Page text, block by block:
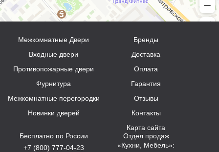
Межкомнатные Двери
Входные двери
Противопожарные двери
Фурнитура
Межкомнатные перегородки
Новинки дверей
Бренды
Доставка
Оплата
Гарантия
Отзывы
Контакты
Карта сайта
Бесплатно по России
+7 (800) 777-04-23
Отдел продаж
«Кухни, Мебель»: